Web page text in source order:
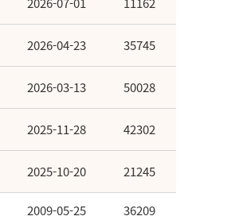
2026-04-23 35745
2026-03-13 50028
2025-11-28 42302
2025-10-20 21245
2009-05-25 36209